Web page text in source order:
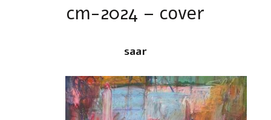
cm-2024 – cover
saar